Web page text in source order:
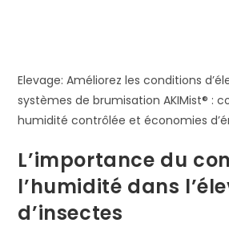
Elevage: Améliorez les conditions
systèmes de brumisation AKIMist® :
humidité contrôlée et économies
L’importance du
l’humidité dans
d’insectes